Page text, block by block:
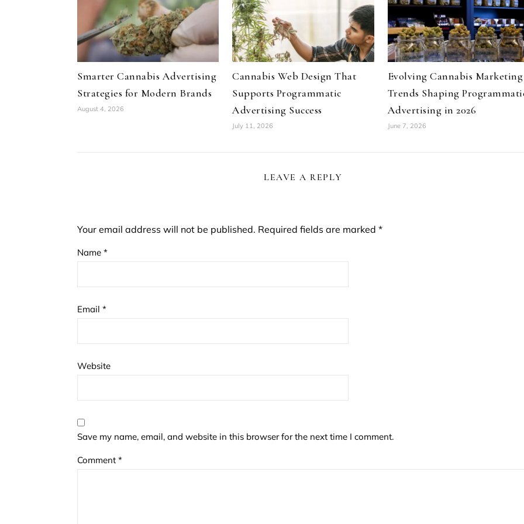
Smarter Cannabis Advertising
Strategies for Modern Brands
August 4, 2026
Cannabis Web Design That
Supports Programmatic
Advertising Success
July 11, 2026
Evolving Cannabis Marketing
Trends Shaping
Advertising in 2026
June 7, 2026
LEAVE A REPLY
Your email address will not be published. Required fields are marked *
Name *
Email *
Website
Save my name, email, and website in this browser for the next time I comment.
Comment *